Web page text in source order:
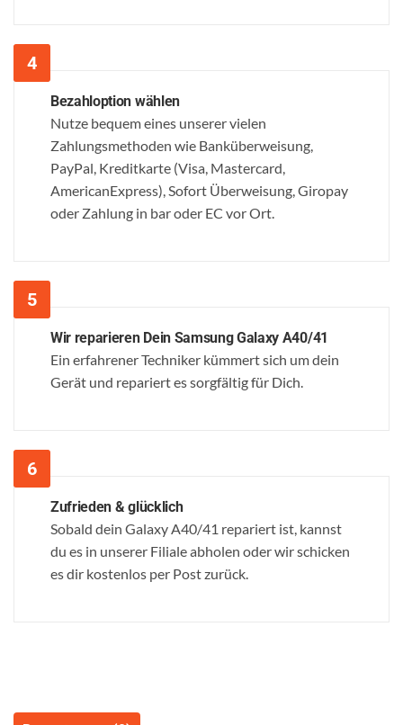
Bezahloption wählen
Nutze bequem eines unserer vielen
Zahlungsmethoden wie Banküberweisung,
PayPal, Kreditkarte (Visa, Mastercard,
AmericanExpress), Sofort Überweisung, Giropay
oder Zahlung in bar oder EC vor Ort.
Wir reparieren Dein Samsung Galaxy A40/41
Ein erfahrener Techniker kümmert sich um dein
Gerät und repariert es sorgfältig für Dich.
Zufrieden & glücklich
Sobald dein Galaxy A40/41 repariert ist, kannst
du es in unserer Filiale abholen oder wir schicken
es dir kostenlos per Post zurück.